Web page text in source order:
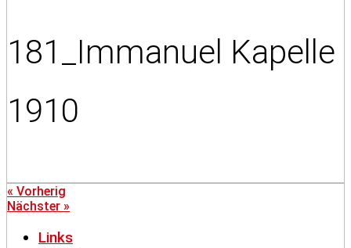
181_Immanuel Kapelle
1910
« Vorherig
Nächster »
Links